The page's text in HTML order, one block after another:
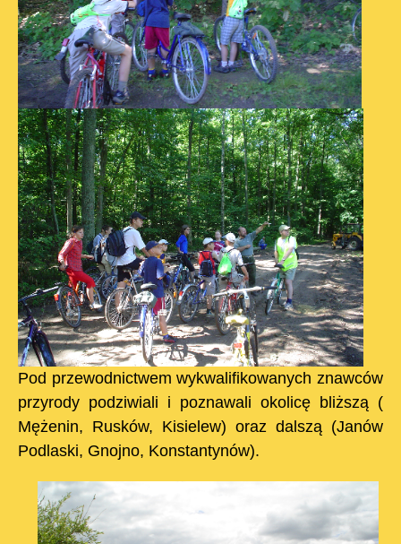
Pod przewodnictwem wykwalifikowanych znawców
przyrody podziwiali i poznawali okolicę bliższą (
Mężenin, Rusków, Kisielew) oraz dalszą (Janów
Podlaski, Gnojno, Konstantynów).